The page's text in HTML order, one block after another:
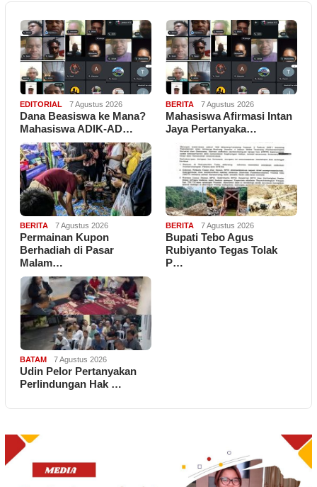
EDITORIAL 7 Agustus 2026
Dana Beasiswa ke Mana?
Mahasiswa ADIK-AD…
BERITA 7 Agustus 2026
Mahasiswa Afirmasi Intan
Jaya Pertanyaka…
BERITA 7 Agustus 2026
Permainan Kupon
Berhadiah di Pasar
Malam…
BERITA 7 Agustus 2026
Bupati Tebo Agus
Rubiyanto Tegas Tolak
P…
BATAM 7 Agustus 2026
Udin Pelor Pertanyakan
Perlindungan Hak …